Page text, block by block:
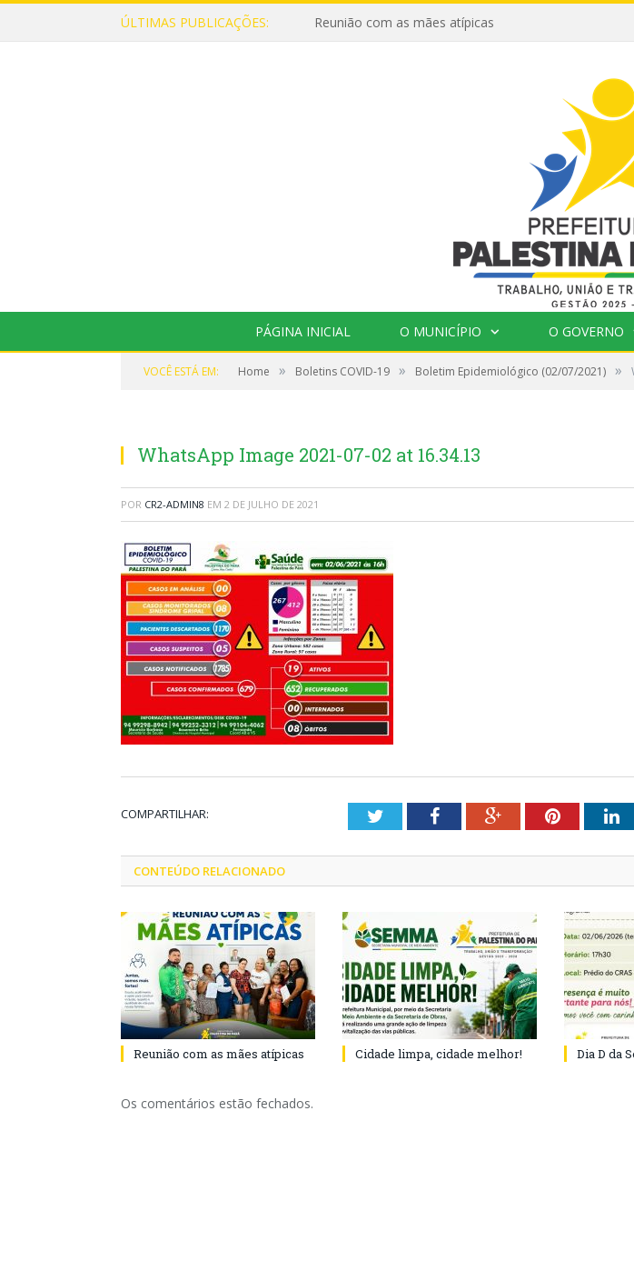
ÚLTIMAS PUBLICAÇÕES: Reunião com as mães atípicas
PÁGINA INICIAL O MUNICÍPIO O GOVERNO
VOCÊ ESTÁ EM: Home » Boletins COVID-19 » Boletim Epidemiológico (02/07/2021) »
WhatsApp Image 2021-07-02 at 16.34.13
POR CR2-ADMIN8 EM 2 DE JULHO DE 2021
COMPARTILHAR: TwitterFacebookGoogle+Pinterest
CONTEÚDO RELACIONADO
Reunião com as mães atípicas Cidade limpa, cidade melhor! Dia D da
Os comentários estão fechados.